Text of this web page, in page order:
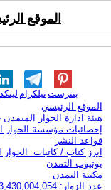
الموقع
تيلكرامبنترست
الموقع الرئيسي
هيئة ادارة الحوار المتمدن
إحصائيات مؤسسة الحوار
قواعد النشر
ابرز كتاب / كاتبات الحوار
يوتيوب التمدن
مكتبة التمدن
عدد الزوار: 3,430,004,054